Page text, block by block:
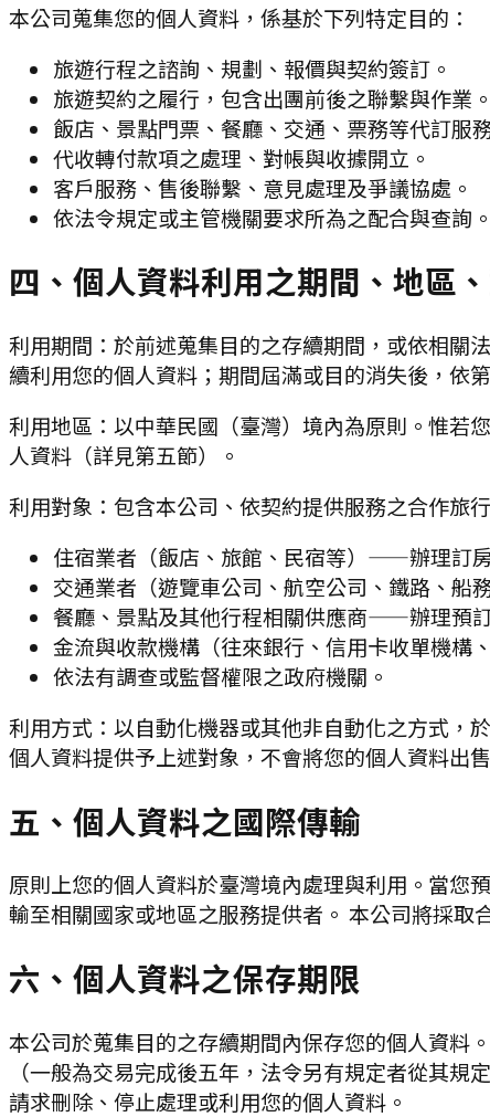
本公司蒐集您的個人資料，係基於下列特定目的：
旅遊行程之諮詢、規劃、報價與契約簽訂。
旅遊契約之履行，包含出團前後之聯繫與作業。
飯店、景點門票、餐廳、交通、票務等代訂服
代收轉付款項之處理、對帳與收據開立。
客戶服務、售後聯繫、意見處理及爭議協處。
依法令規定或主管機關要求所為之配合與查詢。
四、個人資料利用之期間、地區
利用期間： 於前述蒐集目的之存續期間，或依相關
續利用您的個人資料；期間屆滿或目的消失後，依
利用地區： 以中華民國（臺灣）境內為原則。惟若
人資料（詳見第五節）。
利用對象： 包含本公司、依契約提供服務之合作旅
住宿業者（飯店、旅館、民宿等）——辦理訂
交通業者（遊覽車公司、航空公司、鐵路、
餐廳、景點及其他行程相關供應商——辦理預
金流與收款機構（往來銀行、信用卡收單機
依法有調查或監督權限之政府機關。
利用方式： 以自動化機器或其他非自動化之方式，
個人資料提供予上述對象， 不會將您的個人資料出
五、個人資料之國際傳輸
原則上您的個人資料於臺灣境內處理與利用。當您
輸至相關國家或地區之服務提供者。 本公司將採取
六、個人資料之保存期限
本公司於蒐集目的之存續期間內保存您的個人資料
（一般為交易完成後五年，法令另有規定者從其
請求刪除、停止處理或利用您的個人資料。